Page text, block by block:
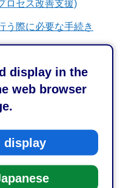
display in the
web browser
display
ロセス改善支援)
う際に必要な手続き
中小企業等DX・業務
告
用事業補助金のご案内
び用地測量業務」の参加